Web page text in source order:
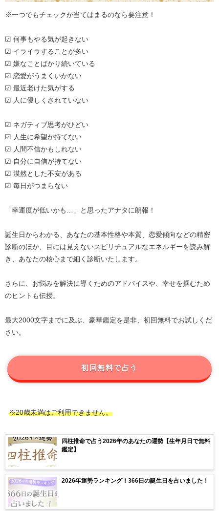
※一つでもチェックが当てはまるのなら要注意！
☑ 何事もやる気が起きない
☑ イライラすることが多い
☑ 嫌なことばかり続いている
☑ 恋愛がうまくいかない
☑ 最近老けた気がする
☑ 人に優しくされていない
☑ ネガティブ思考がひどい
☑ 人生に希望が持てない
☑ 人間不信かもしれない
☑ 自分に自信が持てない
☑ 漠然とした不安がある
☑ 毎日がつまらない
「幸運度が低いかも…」と思ったアナタに朗報！
誕生日からわかる、あなたの基本性格や本質、恋愛傾向などの精密
診断のほか、目には見えないスピリチュアルなエネルギーを読み解
き、あなたの核心まで細く診断いたします。
さらに、お悩みを解決に導くためのアドバイスや、幸せを掴むため
のヒントも伝授。
最大2000文字までに及ぶ、豪華鑑定を是非、初回無料でお試しくだ
さい。
初回無料で占う
※20歳未満はご利用できません。
四柱推命で占う2026年のあなたの運勢【生年月日で無料
鑑定】
2026年運勢ランキング！366日の誕生日を占いました！